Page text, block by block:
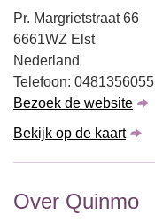
Pr. Margrietstraat 66
6661WZ Elst
Nederland
Telefoon: 0481356055
Bezoek de website
Bekijk op de kaart
Over Quinmo